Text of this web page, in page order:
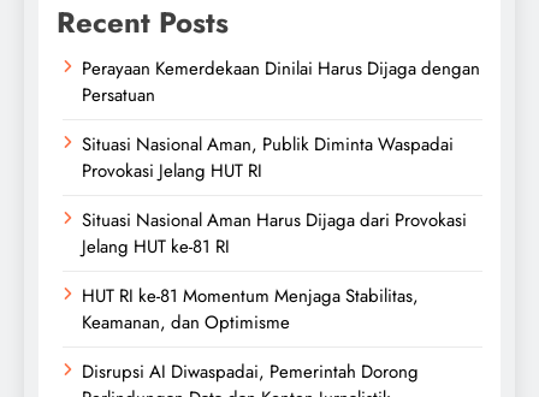
Recent Posts
Perayaan Kemerdekaan Dinilai Harus Dijaga dengan
Persatuan
Situasi Nasional Aman, Publik Diminta Waspadai
Provokasi Jelang HUT RI
Situasi Nasional Aman Harus Dijaga dari Provokasi
Jelang HUT ke-81 RI
HUT RI ke-81 Momentum Menjaga Stabilitas,
Keamanan, dan Optimisme
Disrupsi AI Diwaspadai, Pemerintah Dorong